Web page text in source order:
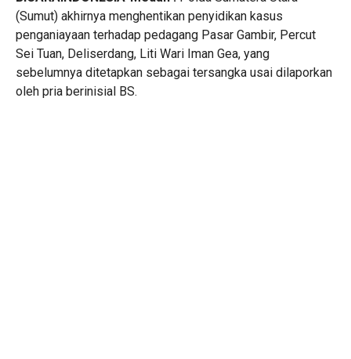
(Sumut) akhirnya menghentikan penyidikan kasus
penganiayaan terhadap pedagang Pasar Gambir, Percut
Sei Tuan, Deliserdang, Liti Wari Iman Gea, yang
sebelumnya ditetapkan sebagai tersangka usai dilaporkan
oleh pria berinisial BS.